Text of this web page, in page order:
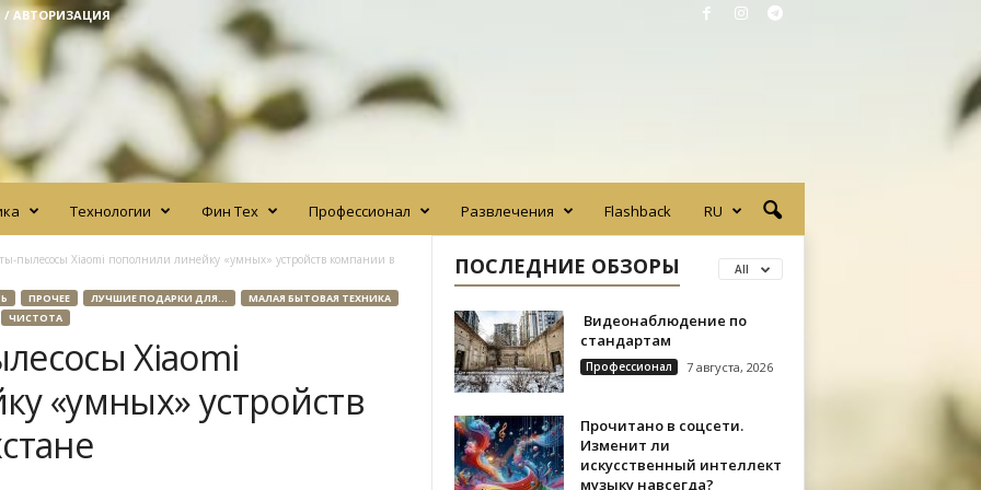
/ АВТОРИЗАЦИЯ
Технологии Фин Тех Профессионал Развлечения Flashback RU
пылесосы Xiaomi пополнили линейку «умных» устройств компании в
ПРОЧЕЕ ЛУЧШИЕ ПОДАРКИ ДЛЯ...
МАЛАЯ БЫТОВАЯ ТЕХНИКА
ЧИСТОТА
Xiaomi
«умных» устройств
ПОСЛЕДНИЕ ОБЗОРЫ All
Видеонаблюдение по
стандартам
Профессионал 7 августа, 2026
Прочитано в соцсети.
Изменит ли
искусственный интеллект
музыку навсегда?